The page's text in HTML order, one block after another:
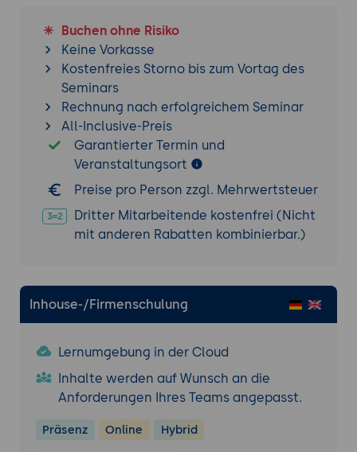
Datenmanagement: Erstellung,
Konfiguration und Verwaltung von
Datenpipelines.
Best Practices: Strukturierung und
Optimierung von Daten für Deep
Learning-Modelle.
Modellierung und Training
Einführung in Modellierungsansätze:
Nutzung von Ludwig zur Erstellung von
Modellen.
Training-Management:
benutzerdefinierten Verlustfunktionen
Evaluierung und Hyperparameter-Tuning
Einführung in Evaluierungsmethoden:
Nutzung von Ludwig zur Bewertung von
Modellen.
Konfiguration von
Buchen ohne Risiko
Keine Vorkasse
Kostenfreies Storno bis zum Vortag des
Seminars
Rechnung nach erfolgreichem Seminar
All-Inclusive-Preis
Garantierter Termin und
Veranstaltungsort
Preise pro Person zzgl. Mehrwertsteuer
Dritter Mitarbeitende kostenfrei (Nicht
mit anderen Rabatten kombinierbar.)
Inhouse-/Firmenschulung
Lernumgebung in der Cloud
Inhalte werden auf Wunsch an die
Anforderungen Ihres Teams angepasst.
Präsenz Online Hybrid